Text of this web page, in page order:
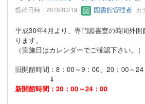
投稿日時 : 2018/03/19 図書館管理者 カ
平成30年4月より、専門図書室の時間外開
ります。
（実施日はカレンダーでご確認下さい。）
旧開館時間：8：00～9：00、20：00～
⇓
新開館時間：20：00～24：00